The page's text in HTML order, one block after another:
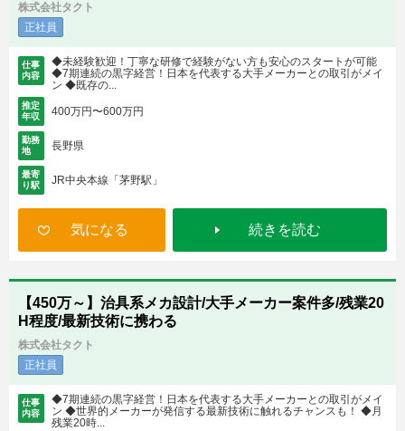
株式会社タクト
正社員
仕事
内容
◆未経験歓迎！丁寧な研修で経験がない方も安心のスタートが可能
◆7期連続の黒字経営！日本を代表する大手メーカーとの取引がメイ
ン ◆既存の...
推定
年収
400万円〜600万円
勤務
地
長野県
最寄
り駅
JR中央本線「茅野駅」
気になる 続きを読む
【450万～】治具系メカ設計/大手メーカー案件多/残業20
H程度/最新技術に携わる
株式会社タクト
正社員
仕事
内容
◆7期連続の黒字経営！日本を代表する大手メーカーとの取引がメイ
ン ◆世界的メーカーが発信する最新技術に触れるチャンスも！ ◆月
残業20時...